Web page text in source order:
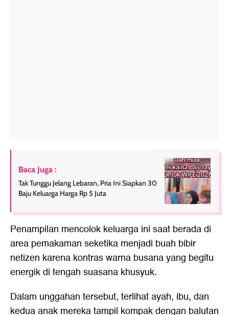
Baca Juga :
Tak Tunggu Jelang Lebaran, Pria Ini Siapkan 30
Baju Keluarga Harga Rp 5 Juta
Penampilan mencolok keluarga ini saat berada di
area pemakaman seketika menjadi buah bibir
netizen karena kontras warna busana yang begitu
energik di tengah suasana khusyuk.
Dalam unggahan tersebut, terlihat ayah, ibu, dan
kedua anak mereka tampil kompak dengan balutan